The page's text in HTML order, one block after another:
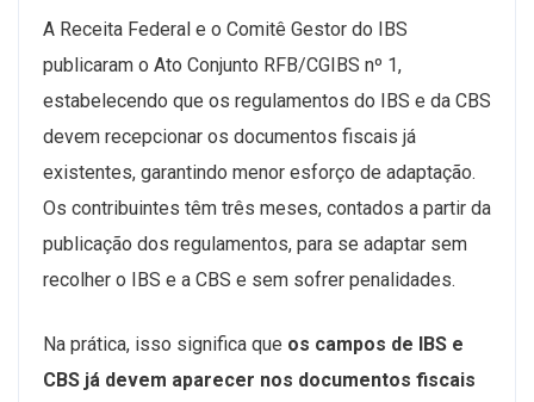
A Receita Federal e o Comitê Gestor do IBS
publicaram o Ato Conjunto RFB/CGIBS nº 1,
estabelecendo que os regulamentos do IBS e da CBS
devem recepcionar os documentos fiscais já
existentes, garantindo menor esforço de adaptação.
Os contribuintes têm três meses, contados a partir da
publicação dos regulamentos, para se adaptar sem
recolher o IBS e a CBS e sem sofrer penalidades.
Na prática, isso significa que os campos de IBS e
CBS já devem aparecer nos documentos fiscais